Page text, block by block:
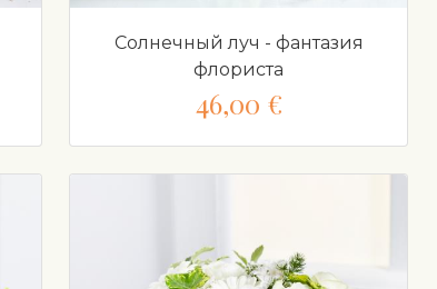
Солнечный луч - фантазия
флориста
46,00 €